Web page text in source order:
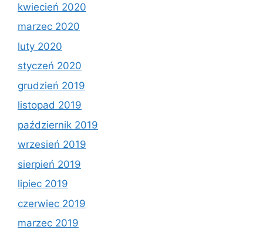
kwiecień 2020
marzec 2020
luty 2020
styczeń 2020
grudzień 2019
listopad 2019
październik 2019
wrzesień 2019
sierpień 2019
lipiec 2019
czerwiec 2019
marzec 2019